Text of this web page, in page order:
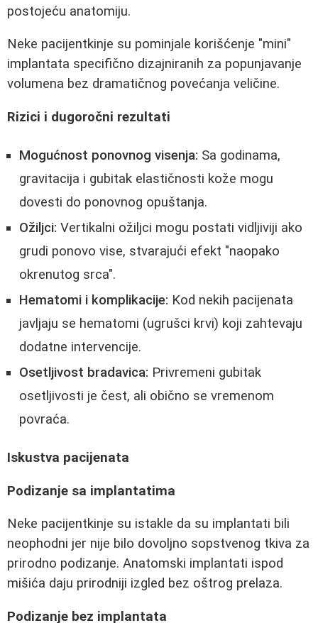
postojeću anatomiju.
Neke pacijentkinje su pominjale korišćenje "mini"
implantata specifično dizajniranih za popunjavanje
volumena bez dramatičnog povećanja veličine.
Rizici i dugoročni rezultati
Mogućnost ponovnog visenja: Sa godinama,
gravitacija i gubitak elastičnosti kože mogu
dovesti do ponovnog opuštanja.
Ožiljci: Vertikalni ožiljci mogu postati vidljiviji ako
grudi ponovo vise, stvarajući efekt "naopako
okrenutog srca".
Hematomi i komplikacije: Kod nekih pacijenata
javljaju se hematomi (ugrušci krvi) koji zahtevaju
dodatne intervencije.
Osetljivost bradavica: Privremeni gubitak
osetljivosti je čest, ali obično se vremenom
povraća.
Iskustva pacijenata
Podizanje sa implantatima
Neke pacijentkinje su istakle da su implantati bili
neophodni jer nije bilo dovoljno sopstvenog tkiva za
prirodno podizanje. Anatomski implantati ispod
mišića daju prirodniji izgled bez oštrog prelaza.
Podizanje bez implantata